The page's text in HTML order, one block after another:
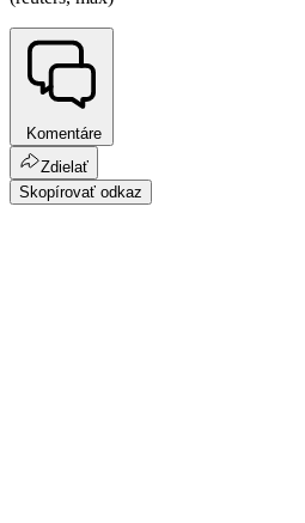
Komentáre
Zdielať
Skopírovať odkaz